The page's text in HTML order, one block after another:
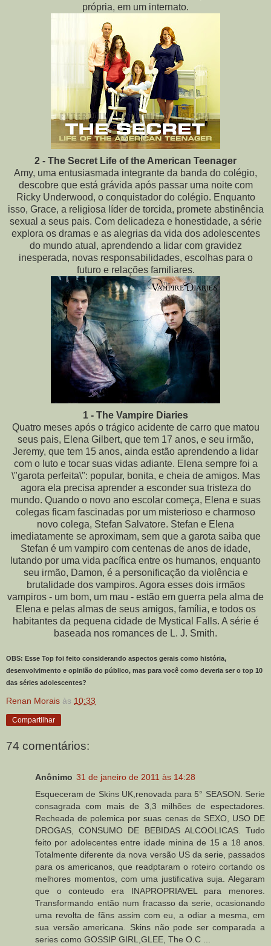
própria, em um internato.
2 - The Secret Life of the American Teenager
Amy, uma entusiasmada integrante da banda do colégio,
descobre que está grávida após passar uma noite com
Ricky Underwood, o conquistador do colégio. Enquanto
isso, Grace, a religiosa líder de torcida, promete abstinência
sexual a seus pais. Com delicadeza e honestidade, a série
explora os dramas e as alegrias da vida dos adolescentes
do mundo atual, aprendendo a lidar com gravidez
inesperada, novas responsabilidades, escolhas para o
futuro e relações familiares.
1 - The Vampire Diaries
Quatro meses após o trágico acidente de carro que matou
seus pais, Elena Gilbert, que tem 17 anos, e seu irmão,
Jeremy, que tem 15 anos, ainda estão aprendendo a lidar
com o luto e tocar suas vidas adiante. Elena sempre foi a
\"garota perfeita\": popular, bonita, e cheia de amigos. Mas
agora ela precisa aprender a esconder sua tristeza do
mundo. Quando o novo ano escolar começa, Elena e suas
colegas ficam fascinadas por um misterioso e charmoso
novo colega, Stefan Salvatore. Stefan e Elena
imediatamente se aproximam, sem que a garota saiba que
Stefan é um vampiro com centenas de anos de idade,
lutando por uma vida pacífica entre os humanos, enquanto
seu irmão, Damon, é a personificação da violência e
brutalidade dos vampiros. Agora esses dois irmãos
vampiros - um bom, um mau - estão em guerra pela alma de
Elena e pelas almas de seus amigos, família, e todos os
habitantes da pequena cidade de Mystical Falls. A série é
baseada nos romances de L. J. Smith.
OBS: Esse Top foi feito considerando aspectos gerais como história,
desenvolvimento e opinião do público, mas para você como deveria ser o top 10
das séries adolescentes?
Renan Morais às 10:33
Compartilhar
74 comentários:
Anônimo 31 de janeiro de 2011 às 14:28
Esqueceram de Skins UK,renovada para 5° SEASON. Serie
consagrada com mais de 3,3 milhões de espectadores.
Recheada de polemica por suas cenas de SEXO, USO DE
DROGAS, CONSUMO DE BEBIDAS ALCOOLICAS. Tudo
feito por adolecentes entre idade minina de 15 a 18 anos.
Totalmente diferente da nova versão US da serie, passados
para os americanos, que readptaram o roteiro cortando os
melhores momentos, com uma justificativa suja. Alegaram
que o conteudo era INAPROPRIAVEL para menores.
Transformando então num fracasso da serie, ocasionando
uma revolta de fãns assim com eu, a odiar a mesma, em
sua versão americana. Skins não pode ser comparada a
series como GOSSIP GIRL,GLEE, The O.C ...